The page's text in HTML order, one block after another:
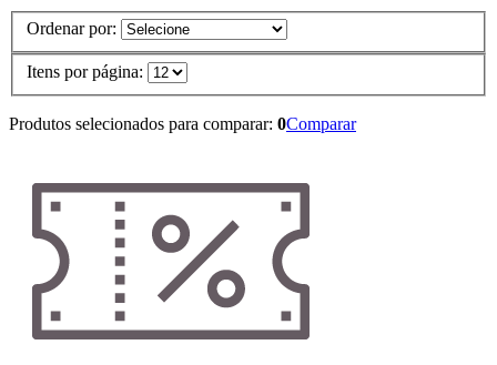
Ordenar por:
Itens por página:
Produtos selecionados para comparar: 0Comparar